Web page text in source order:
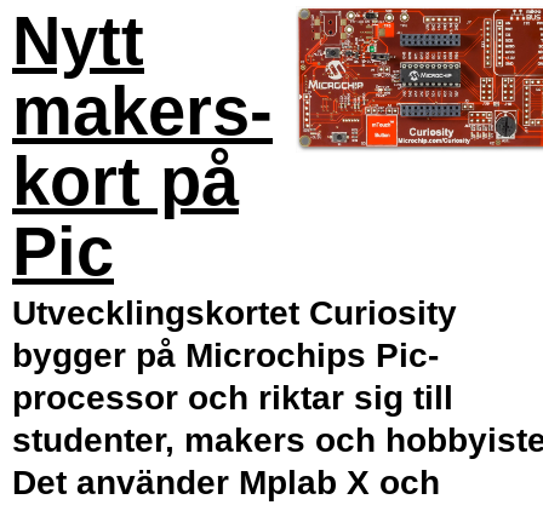
Nytt
makers-
kort på
Pic
Utvecklingskortet Curiosity
bygger på Microchips Pic-
processor och riktar sig till
studenter, makers och
Det använder Mplab X och